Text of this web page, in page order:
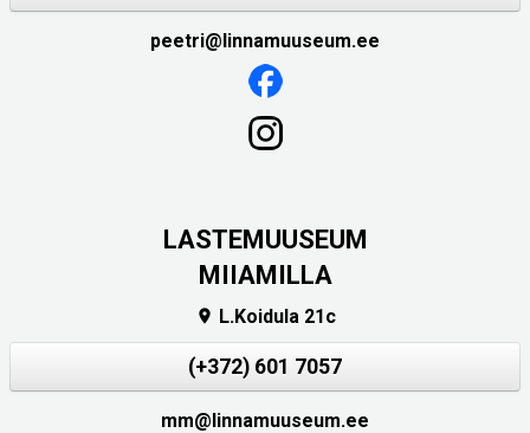
peetri@linnamuuseum.ee
LASTEMUUSEUM
MIIAMILLA
 L.Koidula 21c
(+372) 601 7057
mm@linnamuuseum.ee